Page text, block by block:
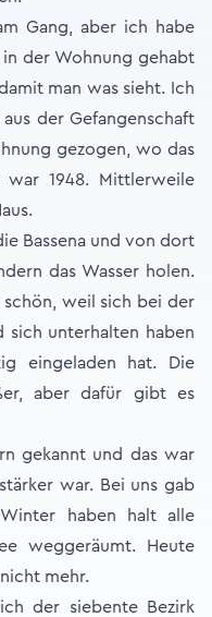
Gang, aber ich habe
der Wohnung gehabt
man was sieht. Ich
der Gefangenschaft
gezogen, wo das
1948. Mittlerweile
Bassena und von dort
das Wasser holen.
schön, weil sich bei der
sich unterhalten haben
eingeladen hat. Die
aber dafür gibt es
gekannt und das war
war. Bei uns gab
haben halt alle
weggeräumt. Heute
mehr.
der siebente Bezirk